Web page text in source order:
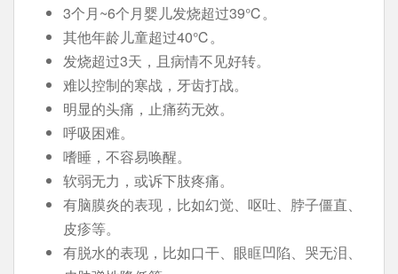
3个月~6个月婴儿发烧超过39℃。
其他年龄儿童超过40℃。
发烧超过3天，且病情不见好转。
难以控制的寒战，牙齿打战。
明显的头痛，止痛药无效。
呼吸困难。
嗜睡，不容易唤醒。
软弱无力，或诉下肢疼痛。
有脑膜炎的表现，比如幻觉、呕吐、脖子僵直、
皮疹等。
有脱水的表现，比如口干、眼眶凹陷、哭无泪、